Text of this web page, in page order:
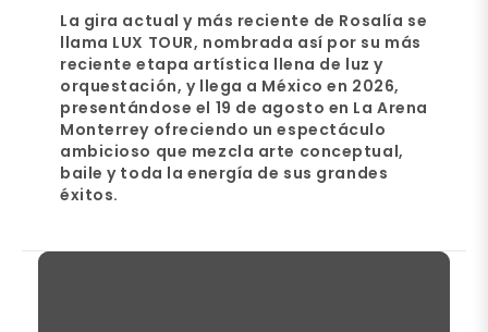
La gira actual y más reciente de Rosalía se
llama LUX TOUR, nombrada así por su más
reciente etapa artística llena de luz y
orquestación, y llega a México en 2026,
presentándose el 19 de agosto en La Arena
Monterrey ofreciendo un espectáculo
ambicioso que mezcla arte conceptual,
baile y toda la energía de sus grandes
éxitos.